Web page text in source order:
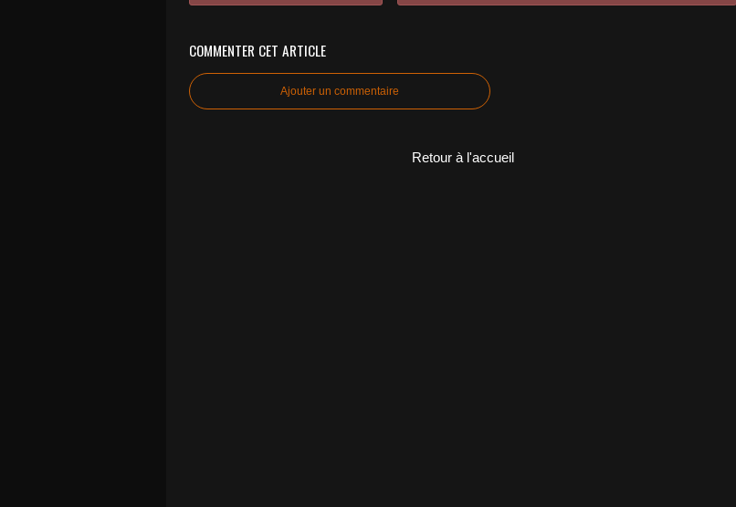
COMMENTER CET ARTICLE
Ajouter un commentaire
Retour à l'accueil